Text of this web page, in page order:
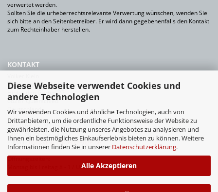
Diese Webseite verwendet Cookies und
andere Technologien
Wir verwenden Cookies und ähnliche Technologien, auch von
Drittanbietern, um die ordentliche Funktionsweise der Website zu
gewährleisten, die Nutzung unseres Angebotes zu analysieren und
Ihnen ein bestmögliches Einkaufserlebnis bieten zu können. Weitere
Informationen finden Sie in unserer Datenschutzerklärung.
Alle Akzeptieren
verwertet werden.
Sollten Sie die urheberrechtsrelevante Verwertung wünschen, wenden Sie
sich bitte an den Seitenbetreiber. Er wird dann gegebenenfalls den Kontakt
zum Rechteinhaber herstellen.
KONTAKT
Werkzeuge für Bauhandwerk+Industrie
Hinter den Gärten 27
66287 Quierschied
Deutschland
Tel.: 0 68 25 - 97 03 460
Fax: 0 68 25 - 97 03 461
E-Mail:info@vk-profiwerkzeuge.de
Öffnungszeiten:
Montag bis Freitag 8 - 17 Uhr